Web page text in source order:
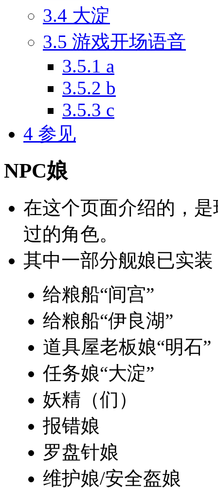
3.4 大淀
3.5 游戏开场语音
3.5.1 a
3.5.2 b
3.5.3 c
4 参见
NPC娘
在这个页面介绍的，
过的角色。
其中一部分舰娘已实
给粮船“间宫”
给粮船“伊良湖”
道具屋老板娘“明石”
任务娘“大淀”
妖精（们）
报错娘
罗盘针娘
维护娘/安全盔娘